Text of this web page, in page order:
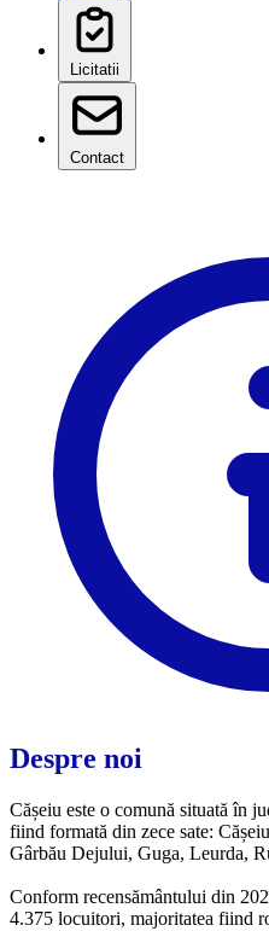
Licitatii
Contact
Despre noi
Cășeiu este o comună situată în
fiind formată din zece sate:
Gârbău Dejului, Guga, Leurda,
Conform recensământului din
4.375 locuitori, majoritatea fiind